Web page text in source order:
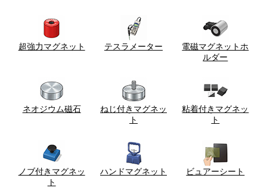
超強力マグネット テスラメーター
電磁マグネットホ
ルダー
ネオジウム磁石
ねじ付きマグネッ
ト
粘着付きマグネッ
ト
ノブ付きマグネッ
ト
ハンドマグネット ビュアーシート